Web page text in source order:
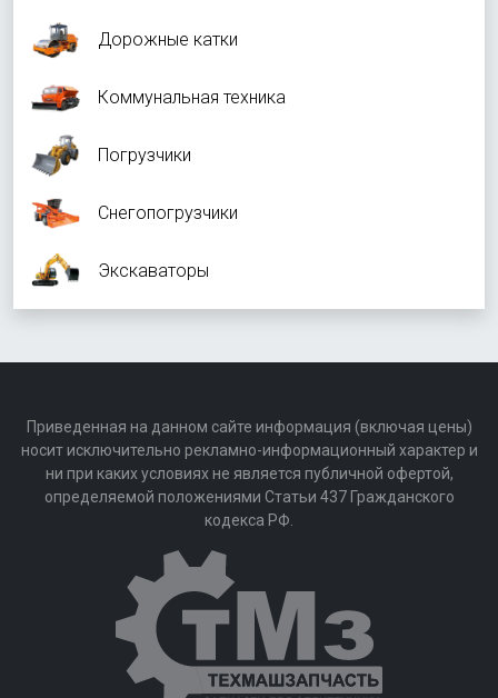
Дорожные катки
Коммунальная техника
Погрузчики
Снегопогрузчики
Экскаваторы
Приведенная на данном сайте информация (включая цены)
носит исключительно рекламно-информационный характер и
ни при каких условиях не является публичной офертой,
определяемой положениями Статьи 437 Гражданского
кодекса РФ.